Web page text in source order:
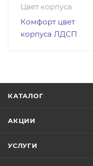
Цвет корпуса
Комфорт цвет
корпуса ЛДСП
КАТАЛОГ
АКЦИИ
УСЛУГИ